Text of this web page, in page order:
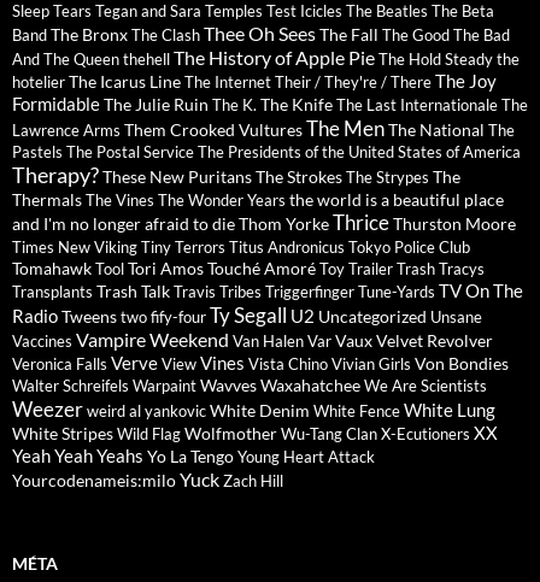
SleepTears Tegan and Sara Temples Test Icicles The Beatles The Beta
BandThe BronxThe ClashThee Oh SeesThe Fall The Good The Bad
And The QueenthehellThe History of Apple PieThe Hold Steadythe
hotelierThe Icarus LineThe InternetTheir / They're / ThereThe Joy
FormidableThe Julie Ruin The K. The KnifeThe Last InternationaleThe
Lawrence Arms Them Crooked VulturesThe MenThe National The
Pastels The Postal ServiceThe Presidents of the United States of America
Therapy?These New PuritansThe StrokesThe Strypes The
ThermalsThe Vines The Wonder Years the world is a beautiful place
and I'm no longer afraid to dieThom YorkeThriceThurston Moore
Times New VikingTiny Terrors Titus Andronicus Tokyo Police Club
TomahawkToolTori AmosTouché AmoréToyTrailer Trash Tracys
Transplants Trash TalkTravis Tribes TriggerfingerTune-Yards TV On The
RadioTweenstwo fify-fourTy Segall U2 Uncategorized Unsane
Vaccines Vampire Weekend Van HalenVarVauxVelvet Revolver
Veronica Falls VerveViewVines Vista ChinoVivian Girls Von Bondies
Walter Schreifels WarpaintWavvesWaxahatcheeWe Are Scientists
Weezerweird al yankovicWhite Denim White FenceWhite Lung
White StripesWild FlagWolfmotherWu-Tang ClanX-Ecutioners XX
Yeah Yeah Yeahs Yo La TengoYoung Heart Attack
Yourcodenameis:miloYuckZach Hill
MÉTA